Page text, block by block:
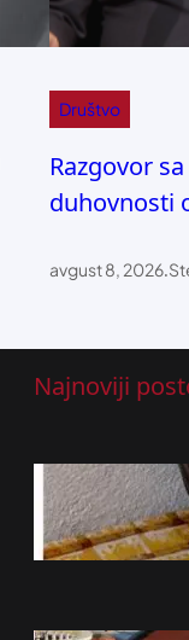
Društvo
Razgovor
duhovnosti
avgust 8, 2026.
Najnoviji